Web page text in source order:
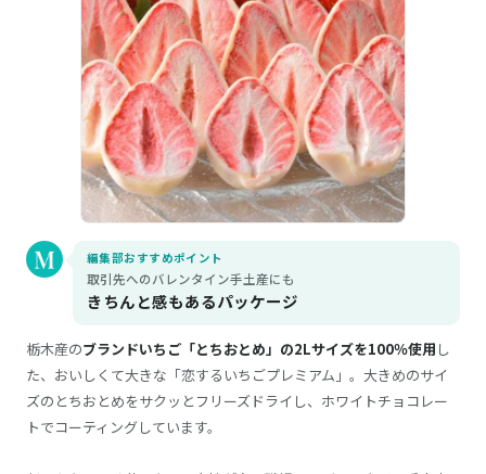
編集部おすすめポイント
取引先へのバレンタイン手土産にも
きちんと感もあるパッケージ
栃木産のブランドいちご「とちおとめ」の2Lサイズを100％使用 し
た、おいしくて大きな「恋するいちごプレミアム」。大きめのサイ
ズのとちおとめをサクッとフリーズドライし、ホワイトチョコレー
トでコーティングしています。